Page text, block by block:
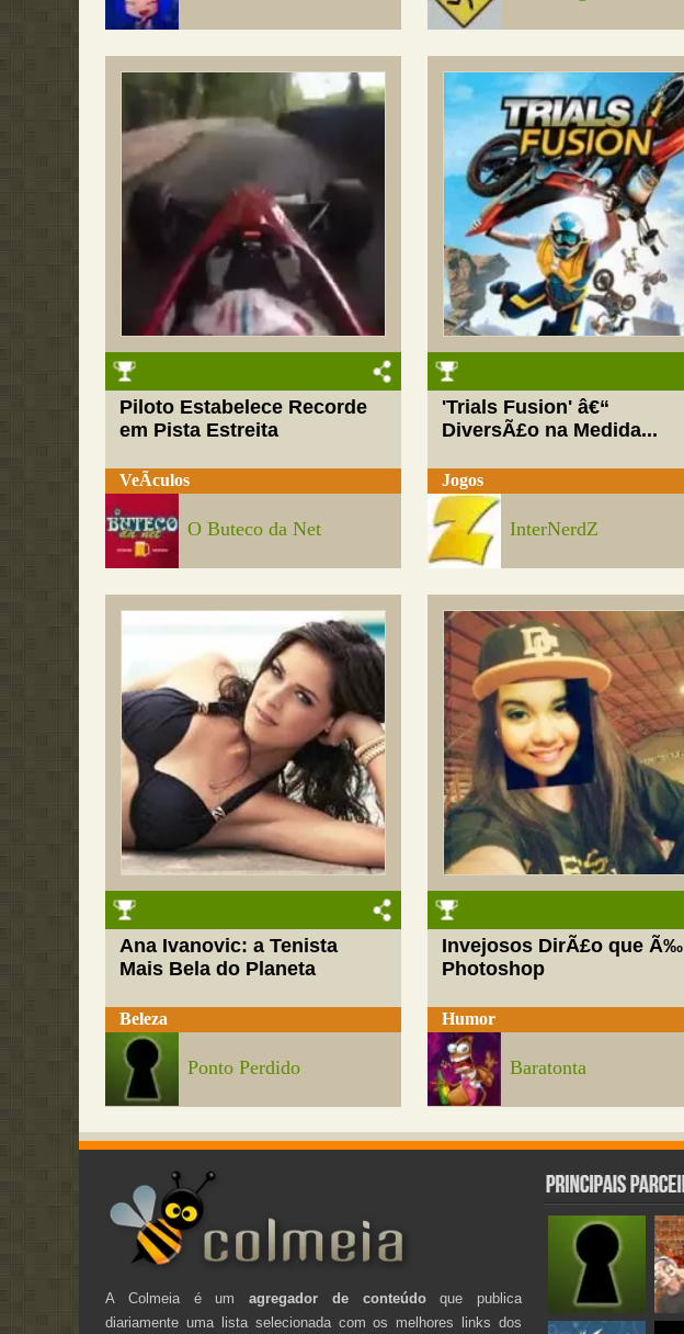
Piloto Estabelece Recorde
em Pista Estreita
VeÃ­culos
O Buteco da Net
'Trials Fusion' â€“
DiversÃ£o na Medida...
Jogos
InterNerdZ
Ana Ivanovic: a Tenista
Mais Bela do Planeta
Beleza
Ponto Perdido
Invejosos DirÃ£o que Ã‰
Photoshop
Humor
Baratonta
A Colmeia é umagregador de conteúdoque publica
diariamente uma lista selecionada com os melhores links dos